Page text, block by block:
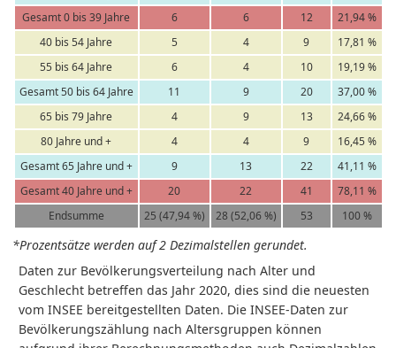
Gesamt 0 bis 39 Jahre
6 6 12
21,94 %
40 bis 54 Jahre
5 4 9
17,81 %
55 bis 64 Jahre
6 4 10
19,19 %
Gesamt 50 bis 64 Jahre
11 9 20
37,00 %
65 bis 79 Jahre
4 9 13
24,66 %
80 Jahre und +
4 4 9
16,45 %
Gesamt 65 Jahre und +
9 13 22
41,11 %
Gesamt 40 Jahre und +
20 22 41
78,11 %
Endsumme
25 (47,94 %) 28 (52,06 %) 53 100 %
*Prozentsätze werden auf 2 Dezimalstellen gerundet.
Daten zur Bevölkerungsverteilung nach Alter und
Geschlecht betreffen das Jahr 2020, dies sind die neuesten
vom INSEE bereitgestellten Daten. Die INSEE-Daten zur
Bevölkerungszählung nach Altersgruppen können